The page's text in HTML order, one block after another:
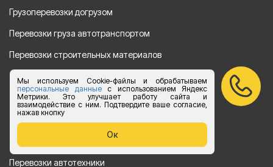
Мы используем Cookie-файлы и обрабатываем
персональные данныес использованием Яндекс
Метрики. Это улучшает работу сайта и
взаимодействие с ним. Подтвердите ваше согласие,
нажав кнопку
Ок
Грузоперевозки догрузом
Перевозки груза автотранспортом
Перевозки строительных материалов
Перевозка оборудования
Перевозка продуктов питания
Переезд
Рефрежераторные перевозки
Перевозки автотехники